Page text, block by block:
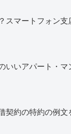
スマートフォン支
いいアパート・
契約の特約の例文